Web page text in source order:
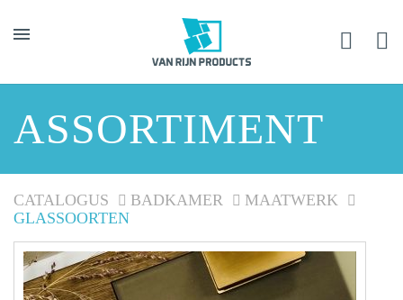
ASSORTIMENT
CATALOGUS BADKAMER
MAATWERK
GLASSOORTEN